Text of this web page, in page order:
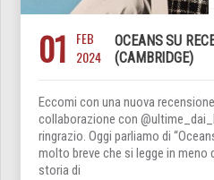
01
FEB
2024
OCEANS SU
(CAMBRIDGE)
Eccomi con una nuova
collaborazione con
ringrazio. Oggi parliamo di
molto breve che si legge in meno
storia di